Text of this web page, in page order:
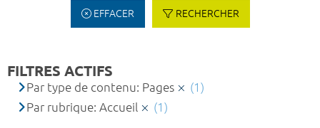
EFFACER RECHERCHER
FILTRES ACTIFS
Par type de contenu: Pages
(1)
Par rubrique: Accueil
(1)